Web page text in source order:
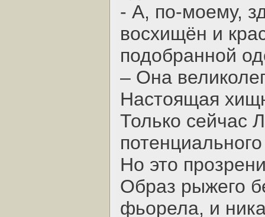
- А, по-моему,
восхищён и
подобранной
– Она
Настоящая
Только сейчас
Но это
Образ рыжего
фьорела, и